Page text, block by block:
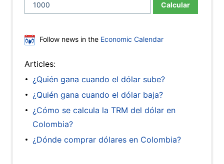
Calcular
Follow news in the Economic Calendar
Articles:
¿Quién gana cuando el dólar sube?
¿Quién gana cuando el dólar baja?
¿Cómo se calcula la TRM del dólar en
Colombia?
¿Dónde comprar dólares en Colombia?